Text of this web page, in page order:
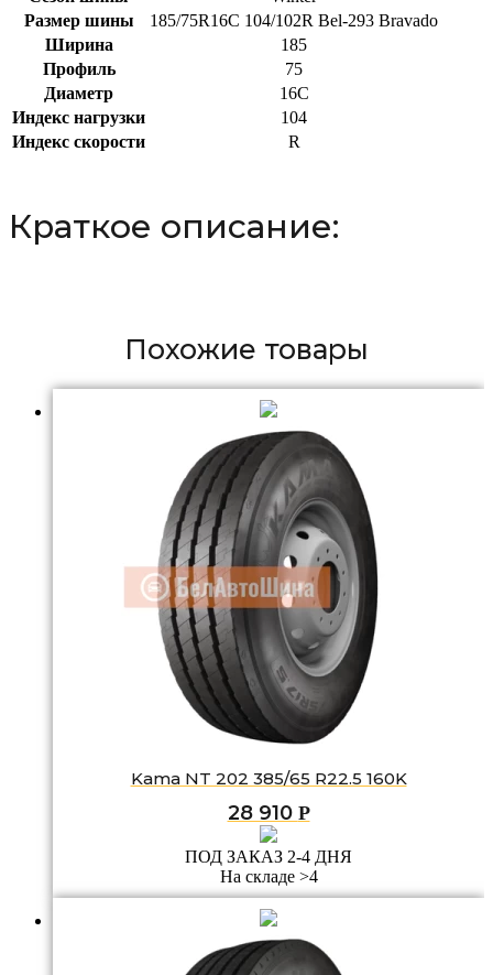
Размер шины
185/75R16C 104/102R Bel-293 Bravado
Ширина
185
Профиль
75
Диаметр
16C
Индекс нагрузки
104
Индекс скорости
R
Краткое описание:
Похожие товары
Kama NT 202 385/65 R22.5 160K
28 910 Р
ПОД ЗАКАЗ 2-4 ДНЯ
На складе >4